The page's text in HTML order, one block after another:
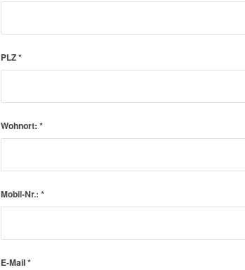
PLZ*
Wohnort: *
Mobil-Nr.: *
E-Mail*